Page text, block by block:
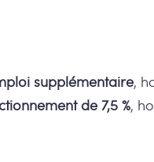
supplémentaire,
de 7,5 %,